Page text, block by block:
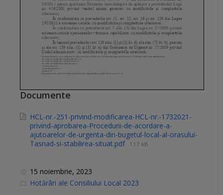
Documente
HCL-nr.-251-privind-modificarea-HCL-nr.-1732021-
privind-aprobarea-Procedurii-de-acordare-a-
ajutoarelor-de-urgenta-din-bugetul-local-al-orasului-
Tasnad-si-stabilirea-situat.pdf 117 kB
15 noiembrie, 2023
C
Hotărâri ale Consiliului Local 2023